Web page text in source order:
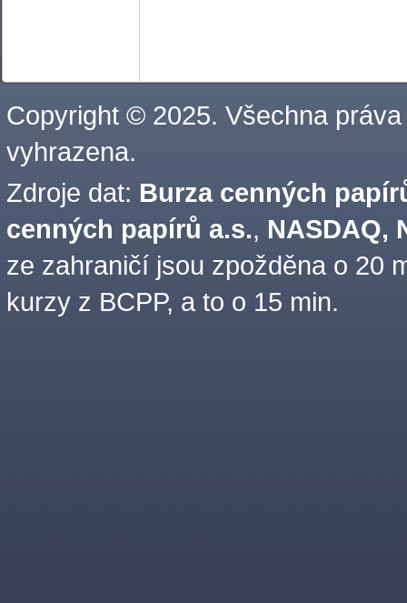
Copyright © 2025. Všechna práva
vyhrazena.
Zdroje dat: Burza cenných
cenných papírů a.s., NASDAQ,
ze zahraničí jsou zpožděna o 20
kurzy z BCPP, a to o 15 min.